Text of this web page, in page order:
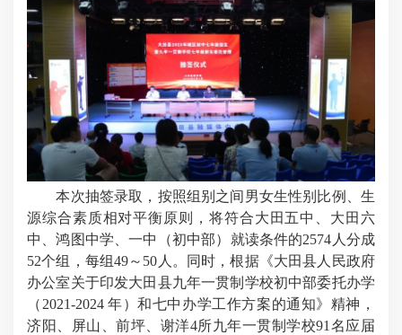
本次抽签录取，按照组别之间男女生性别比例、生
源综合素质相对平衡原则，将符合大田五中、大田六
中、鸿图中学、一中（初中部）就读条件的2574人分成
52个组，每组49～50人。同时，根据《大田县人民政府
办公室关于印发大田县九年一贯制学校初中部委托办学
（2021-2024 年）和七中办学工作方案的通知》精神，
济阳、屏山、前坪、谢洋4所九年一贯制学校91名应届